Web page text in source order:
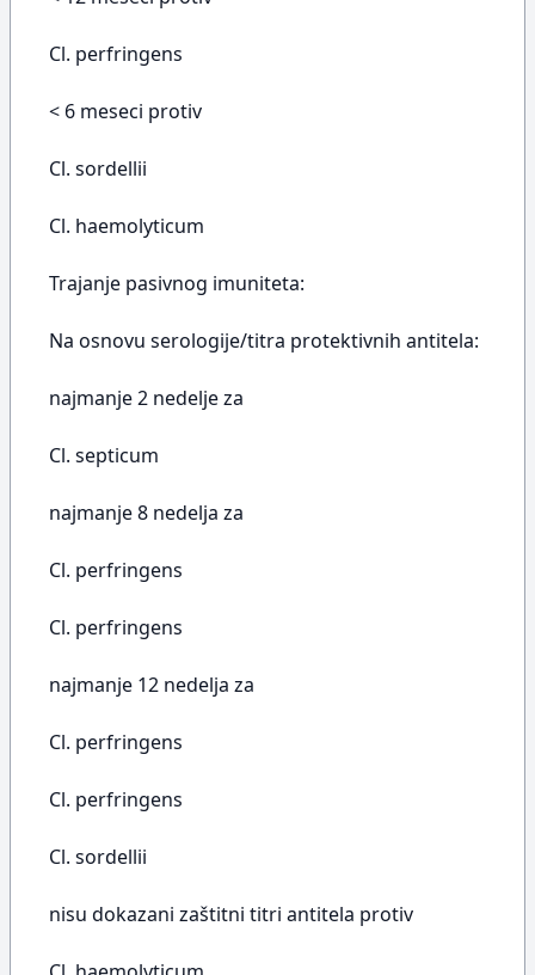
Cl. perfringens
< 6 meseci protiv
Cl. sordellii
Cl. haemolyticum
Trajanje pasivnog imuniteta:
Na osnovu serologije/titra protektivnih antitela:
najmanje 2 nedelje za
Cl. septicum
najmanje 8 nedelja za
Cl. perfringens
Cl. perfringens
najmanje 12 nedelja za
Cl. perfringens
Cl. perfringens
Cl. sordellii
nisu dokazani zaštitni titri antitela protiv